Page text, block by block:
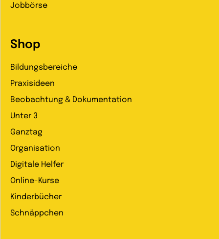
Jobbörse
Shop
Bildungsbereiche
Praxisideen
Beobachtung & Dokumentation
Unter 3
Ganztag
Organisation
Digitale Helfer
Online-Kurse
Kinderbücher
Schnäppchen